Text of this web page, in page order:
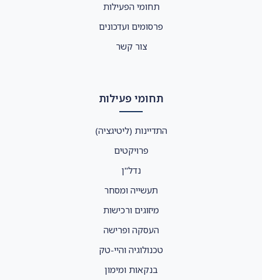
תחומי הפעילות
פרסומים ועדכונים
צור קשר
תחומי פעילות
התדיינות (ליטיגציה)
פרויקטים
נדל"ן
תעשייה ומסחר
מיזוגים ורכישות
העסקה ופרישה
טכנולוגיה והיי-טק
בנקאות ומימון